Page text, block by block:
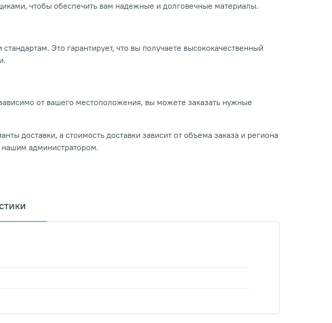
чтобы обеспечить вам надежные и долговечные материалы.
Это гарантирует, что вы получаете высококачественный
от вашего местоположения, вы можете заказать нужные
доставки, а стоимость доставки зависит от объема заказа и региона
нашим администратором.